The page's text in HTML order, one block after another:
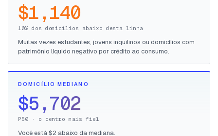
$1,140
10% dos domicílios abaixo desta linha
Muitas vezes estudantes, jovens inquilinos ou domicílios com
patrimônio líquido negativo por crédito ao consumo.
DOMICÍLIO MEDIANO
$5,702
P50 · o centro mais fiel
Você está $2 abaixo da mediana.